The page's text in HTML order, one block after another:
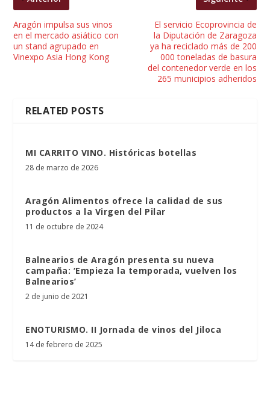
Aragón impulsa sus vinos
en el mercado asiático con
un stand agrupado en
Vinexpo Asia Hong Kong
El servicio Ecoprovincia de
la Diputación de Zaragoza
ya ha reciclado más de 200
000 toneladas de basura
del contenedor verde en los
265 municipios adheridos
RELATED POSTS
MI CARRITO VINO. Históricas botellas
28 de marzo de 2026
Aragón Alimentos ofrece la calidad de sus
productos a la Virgen del Pilar
11 de octubre de 2024
Balnearios de Aragón presenta su nueva
campaña: ‘Empieza la temporada, vuelven los
Balnearios’
2 de junio de 2021
ENOTURISMO. II Jornada de vinos del Jiloca
14 de febrero de 2025